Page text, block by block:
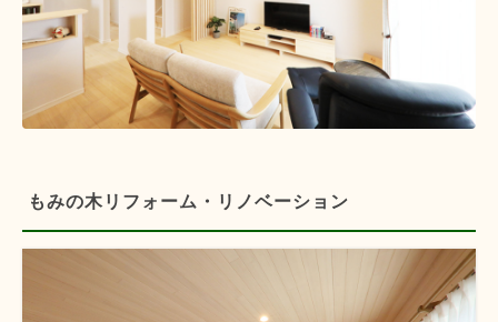
もみの木リフォーム・リノベーション